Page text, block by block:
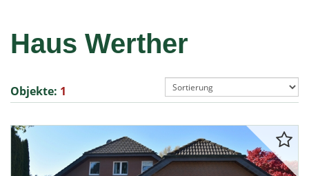
Haus Werther
Objekte: 1